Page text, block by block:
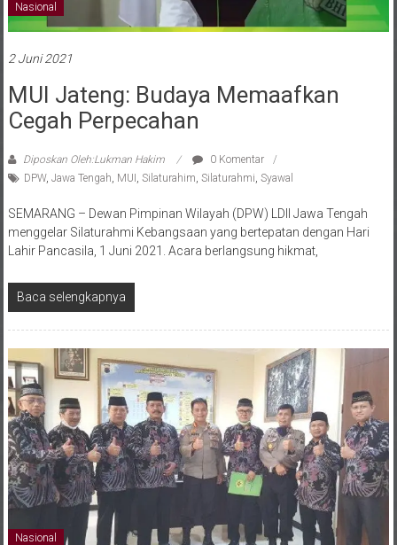
Nasional
2 Juni 2021
MUI Jateng: Budaya Memaafkan
Cegah Perpecahan
Diposkan Oleh:Lukman Hakim
0 Komentar
DPW, Jawa Tengah, MUI , Silaturahim, Silaturahmi, Syawal
SEMARANG – Dewan Pimpinan Wilayah (DPW) LDII Jawa Tengah
menggelar Silaturahmi Kebangsaan yang bertepatan dengan Hari
Lahir Pancasila, 1 Juni 2021. Acara berlangsung hikmat,
Baca selengkapnya
Nasional